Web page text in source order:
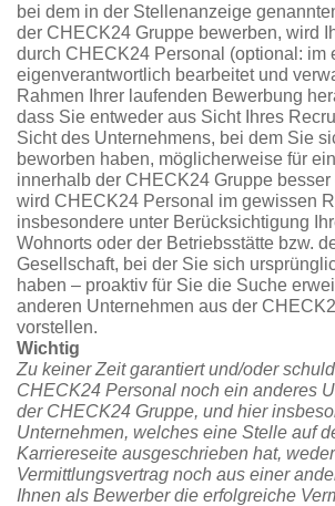
bei dem in der Stellenanzeige
der CHECK24 Gruppe bewerben, wird
durch CHECK24 Personal (optional: im
eigenverantwortlich bearbeitet und
Rahmen Ihrer laufenden Bewerbung
dass Sie entweder aus Sicht Ihres
Sicht des Unternehmens, bei dem Sie
beworben haben, möglicherweise für
innerhalb der CHECK24 Gruppe
wird CHECK24 Personal im gewissen
insbesondere unter Berücksichtigung
Wohnorts oder der Betriebsstätte bzw.
Gesellschaft, bei der Sie sich
haben – proaktiv für Sie die Suche
anderen Unternehmen aus der
vorstellen.
Wichtig
Zu keiner Zeit garantiert und/oder
CHECK24 Personal noch ein anderes
der CHECK24 Gruppe, und hier
Unternehmen, welches eine Stelle auf
Karriereseite ausgeschrieben hat,
Vermittlungsvertrag noch aus einer
Ihnen als Bewerber die erfolgreiche